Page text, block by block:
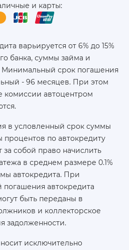
и карты:
варьируется от 6% до 15%
банка, суммы займа и
срок погашения
- 96 месяцев. При этом
автоцентром
в условленный срок суммы
по автокредиту
за собой право начислить
в среднем размере 0.1%
автокредита. При
автокредита
быть переданы в
и коллекторское
задолженности.
исключительно